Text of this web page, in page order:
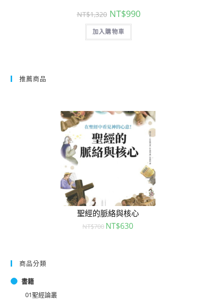
NT$1,320 NT$990
加入購物車
推薦商品
聖經的脈絡與核心
NT$700 NT$630
商品分類
書籍
01聖經論叢